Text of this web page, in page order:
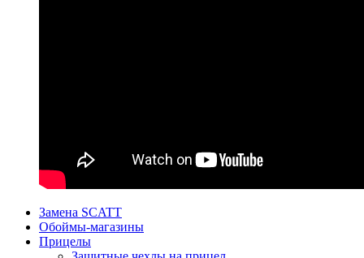
Замена SCATT
Обоймы-магазины
Прицелы